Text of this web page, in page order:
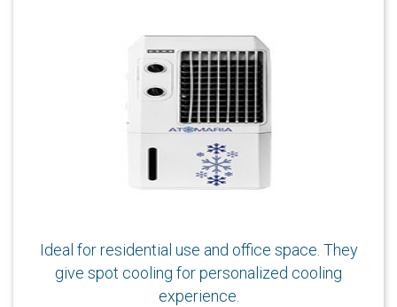
Ideal for residential use and office space. They
give spot cooling for personalized cooling
experience.